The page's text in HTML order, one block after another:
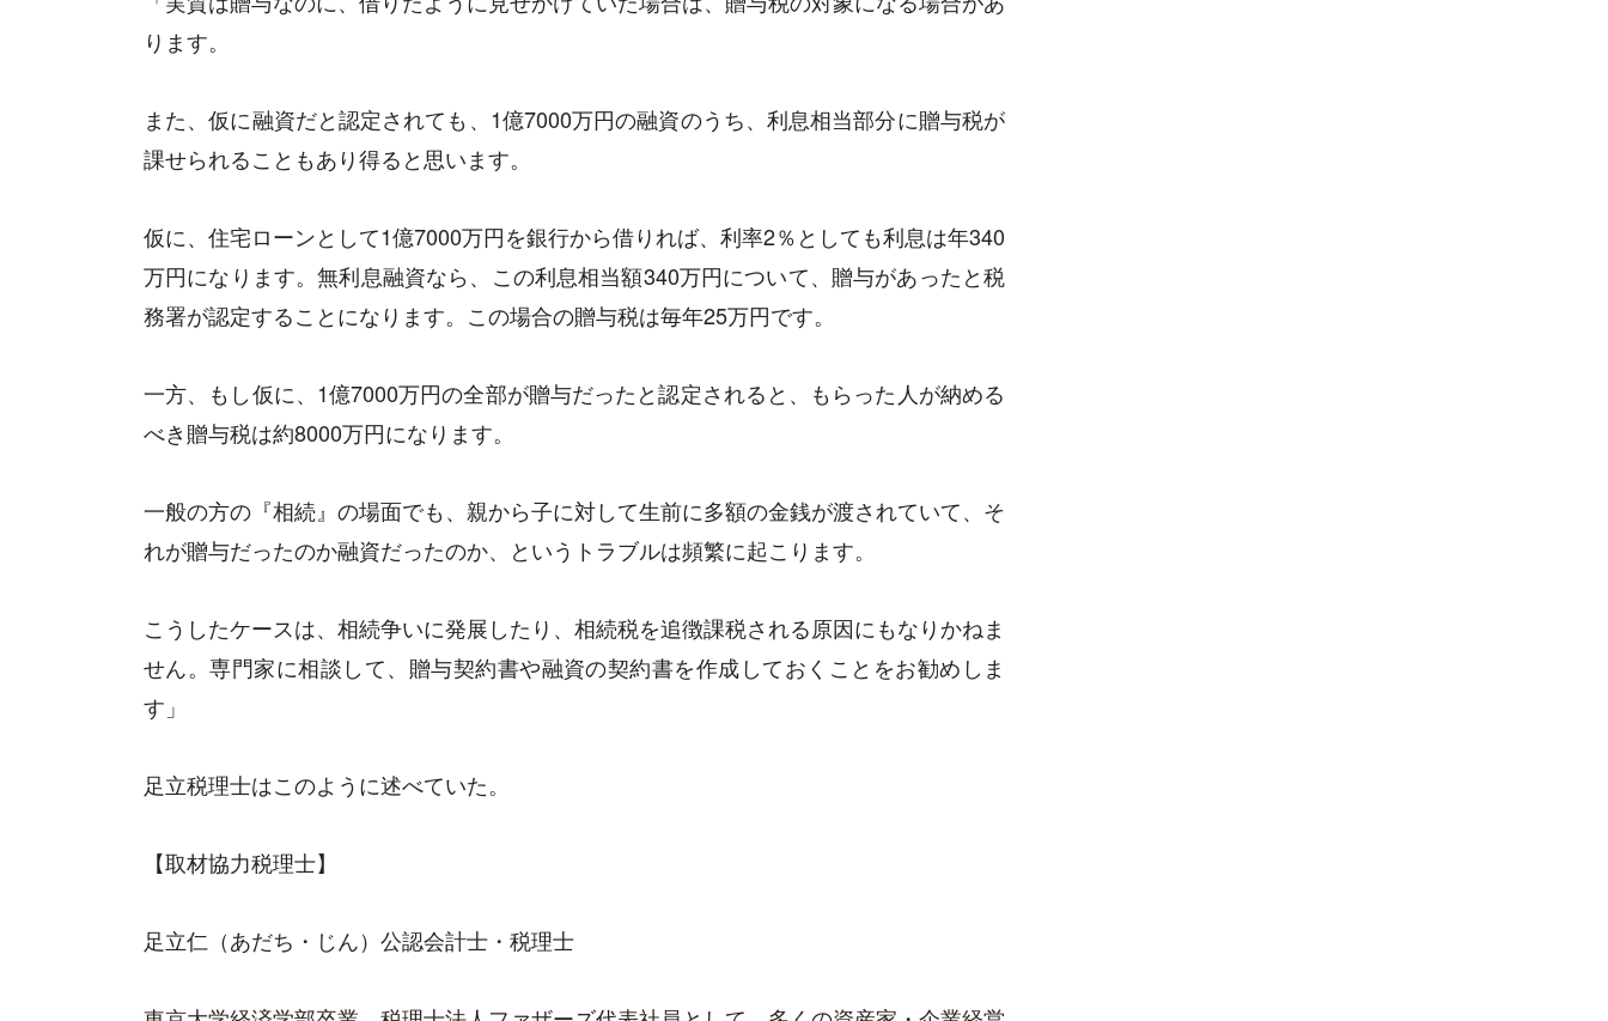
ります。
また、仮に融資だと認定されても、1億7000万円の融資のうち、利息相当部分に贈与税が
課せられることもあり得ると思います。
仮に、住宅ローンとして1億7000万円を銀行から借りれば、利率2％としても利息は年340
万円になります。無利息融資なら、この利息相当額340万円について、贈与があったと税
務署が認定することになります。この場合の贈与税は毎年25万円です。
一方、もし仮に、1億7000万円の全部が贈与だったと認定されると、もらった人が納める
べき贈与税は約8000万円になります。
一般の方の『相続』の場面でも、親から子に対して生前に多額の金銭が渡されていて、そ
れが贈与だったのか融資だったのか、というトラブルは頻繁に起こります。
こうしたケースは、相続争いに発展したり、相続税を追徴課税される原因にもなりかねま
せん。専門家に相談して、贈与契約書や融資の契約書を作成しておくことをお勧めしま
す」
足立税理士はこのように述べていた。
【取材協力税理士】
足立仁（あだち・じん）公認会計士・税理士